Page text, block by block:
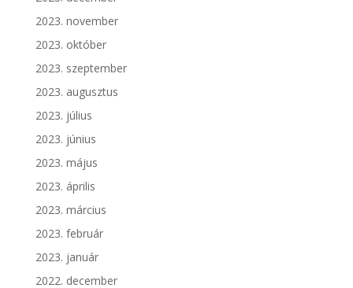
2023. november
2023. október
2023. szeptember
2023. augusztus
2023. július
2023. június
2023. május
2023. április
2023. március
2023. február
2023. január
2022. december